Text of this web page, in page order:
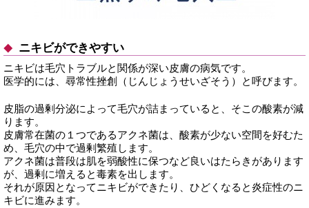
ニキビができやすい
ニキビは毛穴トラブルと関係が深い皮膚の病気です。
医学的には、尋常性挫創（じんじょうせいざそう）と呼びます。
皮脂の過剰分泌によって毛穴が詰まっていると、そこの酸素が減
ります。
皮膚常在菌の１つであるアクネ菌は、酸素が少ない空間を好むた
め、毛穴の中で過剰繁殖します。
アクネ菌は普段は肌を弱酸性に保つなど良いはたらきがあります
が、過剰に増えると毒素を出します。
それが原因となってニキビができたり、ひどくなると炎症性のニ
キビに進みます。